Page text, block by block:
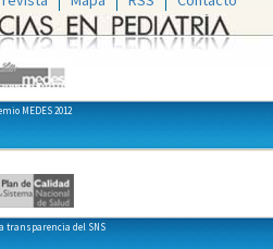
MEDES 2012
transparencia del SNS